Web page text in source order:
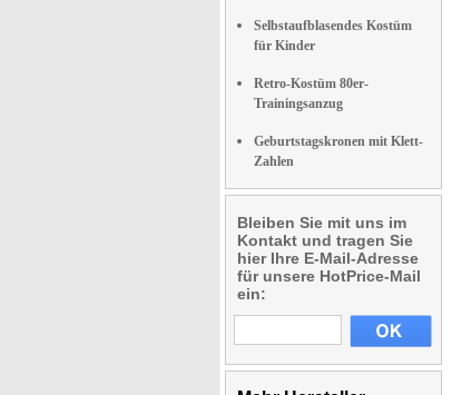
Selbstaufblasendes Kostüm
für Kinder
Retro-Kostüm 80er-
Trainingsanzug
Geburtstagskronen mit Klett-
Zahlen
Bleiben Sie mit uns im
Kontakt und tragen Sie
hier Ihre E-Mail-Adresse
für unsere HotPrice-Mail
ein: